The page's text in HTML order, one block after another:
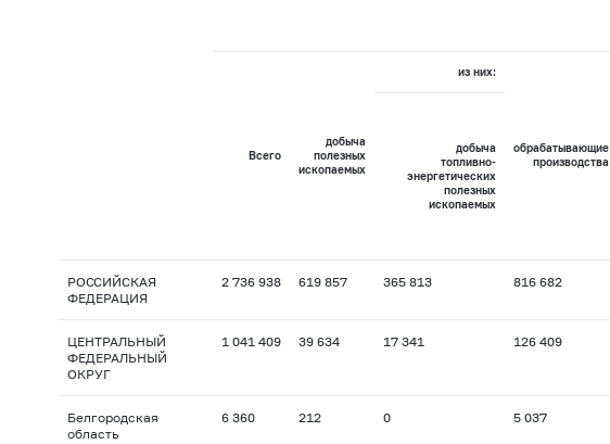
Всего
добыча
полезных
ископаемых
из них:
обрабатывающие
производства
добыча
топливно-
энергетических
полезных
ископаемых
РОССИЙСКАЯ
ФЕДЕРАЦИЯ
2 736 938 619 857 365 813 816 682
ЦЕНТРАЛЬНЫЙ
ФЕДЕРАЛЬНЫЙ
ОКРУГ
1 041 409 39 634 17 341 126 409
Белгородская
область
6 360 212 0 5 037